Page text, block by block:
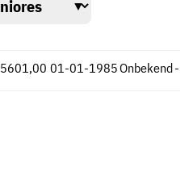
Onbekend
5601,00 -
01-01-1985